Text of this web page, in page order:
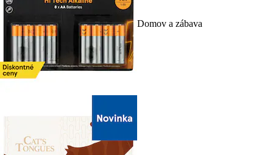
Domov a zábava